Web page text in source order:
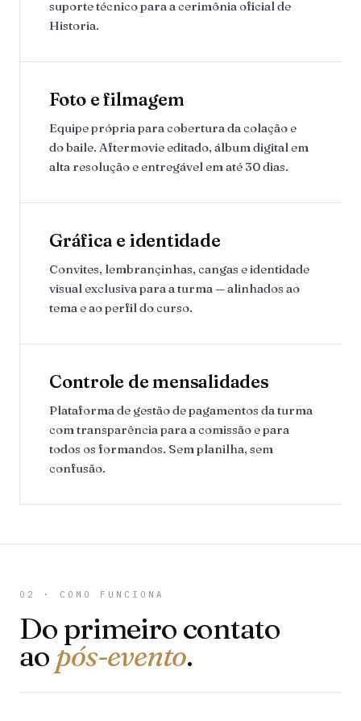
suporte técnico para a cerimônia oficial de
Historia.
Foto e filmagem
Equipe própria para cobertura da colação e
do baile. Aftermovie editado, álbum digital em
alta resolução e entregável em até 30 dias.
Gráfica e identidade
Convites, lembrançinhas, cangas e identidade
visual exclusiva para a turma — alinhados ao
tema e ao perfil do curso.
Controle de mensalidades
Plataforma de gestão de pagamentos da turma
com transparência para a comissão e para
todos os formandos. Sem planilha, sem
confusão.
02 · COMO FUNCIONA
Do primeiro contato
ao pós-evento.